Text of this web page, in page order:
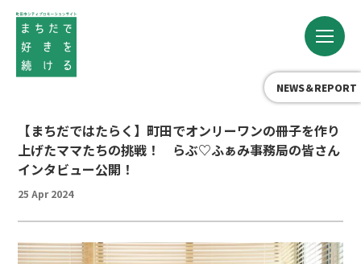
NEWS＆REPORT
【まちだではたらく】町田でオンリーワンの冊子を作り
上げたママたちの挑戦！ らぶ♡ふぁみ事務局の皆さん
インタビュー公開！
25 Apr 2024